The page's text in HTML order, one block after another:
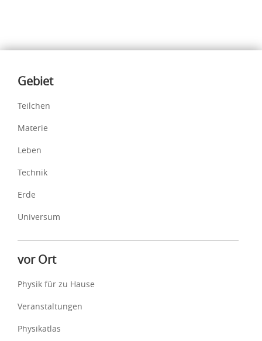
Inhalte
Gebiet
Teilchen
Materie
Leben
Technik
Erde
Universum
vor Ort
Physik für zu Hause
Veranstaltungen
Physikatlas